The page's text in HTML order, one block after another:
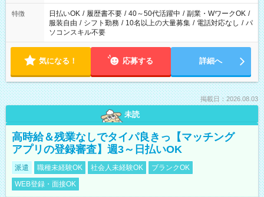
特徴 日払いOK / 履歴書不要 / 40～50代活躍中 / 副業・WワークOK /
服装自由 / シフト勤務 / 10名以上の大量募集 / 電話対応なし / パ
ソコンスキル不要
気になる！ 応募する 詳細へ
掲載日：2026.08.03
未読
高時給＆残業なしでタイパ良きっ【マッチング
アプリの登録審査】週3～日払いOK
派遣 職種未経験OK 社会人未経験OK
ブランクOK
WEB登録・面接OK